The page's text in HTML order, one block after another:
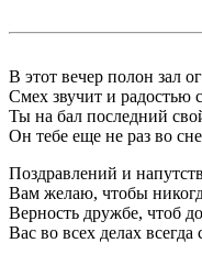
В этот вечер полон зал
Смех звучит и радостью
Ты на бал последний
Он тебе еще не раз во
Поздравлений и
Вам желаю, чтобы
Верность дружбе, чтоб
Вас во всех делах